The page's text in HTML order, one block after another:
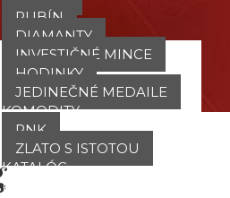
RUBÍN
DIAMANTY
INVESTIČNÉ MINCE
HODINKY
JEDINEČNÉ MEDAILE
KOMODITY
PNK
ZLATO S ISTOTOU
KATALÓG
POBOČKY